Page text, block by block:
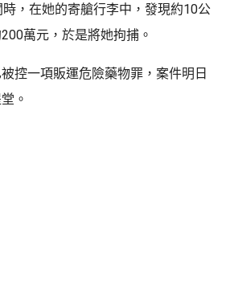
，在她的寄艙行李中，發現約10公
萬元，於是將她拘捕。
控一項販運危險藥物罪，案件明日
。